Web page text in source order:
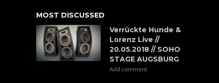
MOST DISCUSSED
Verrückte Hunde &
Lorenz Live //
20.05.2018 // SOHO
STAGE AUGSBURG
Add comment